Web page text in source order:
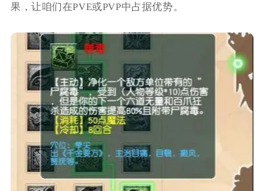
果，让咱们在PVE或PVP中占据优势。